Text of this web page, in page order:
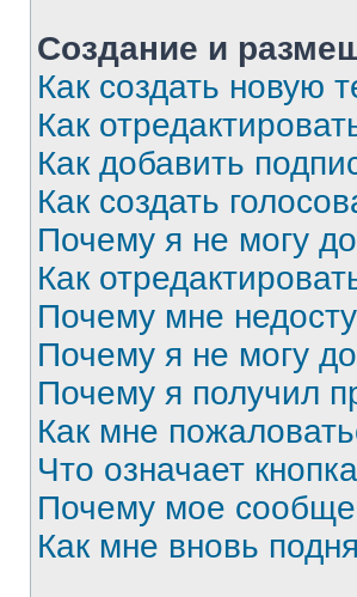
Создание и
Как создать новую
Как
Как добавить
Как создать
Почему я не могу
Как
Почему мне
Почему я не могу
Почему я получил
Как мне
Что означает
Почему мое
Как мне вновь